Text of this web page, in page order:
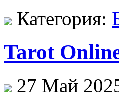
Категория:
Tarot
27 Май